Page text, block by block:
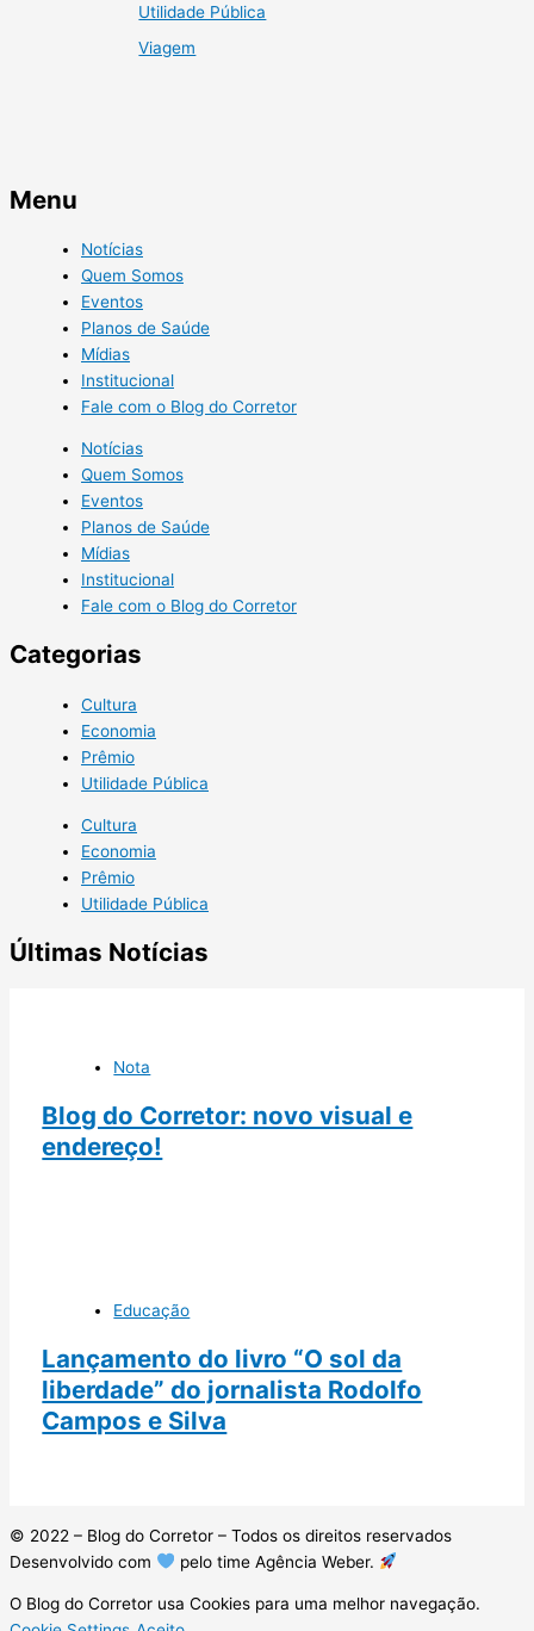
Utilidade Pública
Viagem
Menu
Notícias
Quem Somos
Eventos
Planos de Saúde
Mídias
Institucional
Fale com o Blog do Corretor
Notícias
Quem Somos
Eventos
Planos de Saúde
Mídias
Institucional
Fale com o Blog do Corretor
Categorias
Cultura
Economia
Prêmio
Utilidade Pública
Cultura
Economia
Prêmio
Utilidade Pública
Últimas Notícias
Nota
Blog do Corretor: novo visual e
endereço!
Educação
Lançamento do livro “O sol da
liberdade” do jornalista Rodolfo
Campos e Silva
© 2022 – Blog do Corretor – Todos os direitos reservados
Desenvolvido com
pelo time Agência Weber.
O Blog do Corretor usa Cookies para uma melhor navegação.